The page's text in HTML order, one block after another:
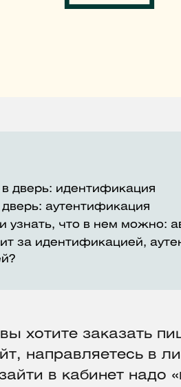
в дверь: идентификация
аутентификация
узнать, что в нем можно:
за идентификацией,
хотите заказать
направляетесь в
в кабинет надо